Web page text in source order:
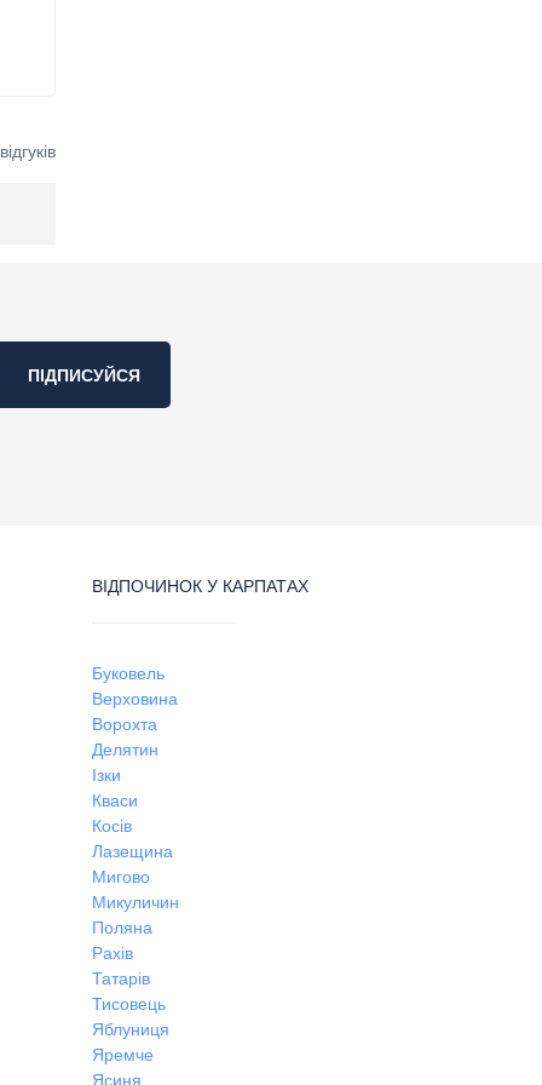
ПІДПИСУЙСЯ
ВІДПОЧИНОК У КАРПАТАХ
Буковель
Верховина
Ворохта
Делятин
Ізки
Кваси
Косів
Лазещина
Мигово
Микуличин
Поляна
Рахів
Татарів
Тисовець
Яблуниця
Яремче
Ясиня